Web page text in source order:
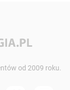
od 2009 roku.